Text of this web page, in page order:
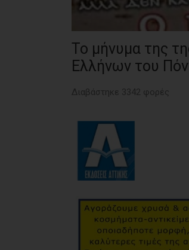
Το μήνυμα της
Ελλήνων του
Διαβάστηκε 3342 φορές